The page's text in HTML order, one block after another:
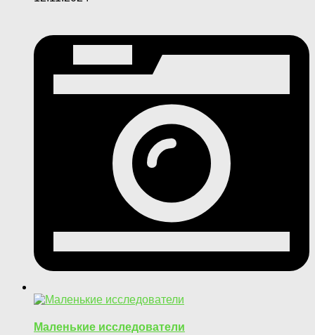
Маленькие исследователи